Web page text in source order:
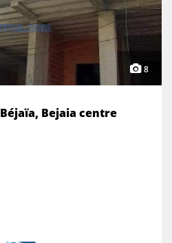
8
Vente Appartement Béjaïa, Bejaia centre